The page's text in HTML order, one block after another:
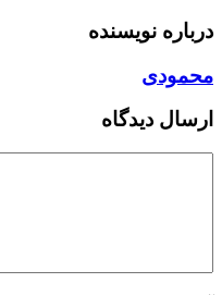
درباره نویسنده
محمودی
ارسال دیدگاه